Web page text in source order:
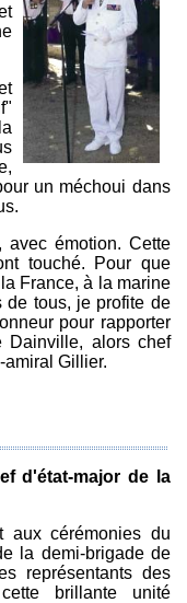
un méchoui dans
avec émotion. Cette
touché. Pour que
France, à la marine
de tous, je profite de
pour rapporter
Dainville, alors chef
amiral Gillier.
d'état-major de la
aux cérémonies du
la demi-brigade de
représentants des
brillante unité